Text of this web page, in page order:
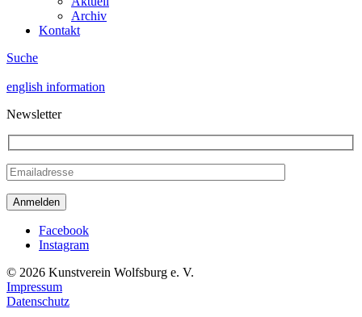
Archiv
Kontakt
Suche
english information
Newsletter
Facebook
Instagram
© 2026 Kunstverein Wolfsburg e. V.
Impressum
Datenschutz